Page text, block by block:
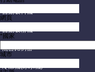
自動吸料機
自動吸粉機
混合比例器
冷凍機(冰水機)
網頁
*國家
城市